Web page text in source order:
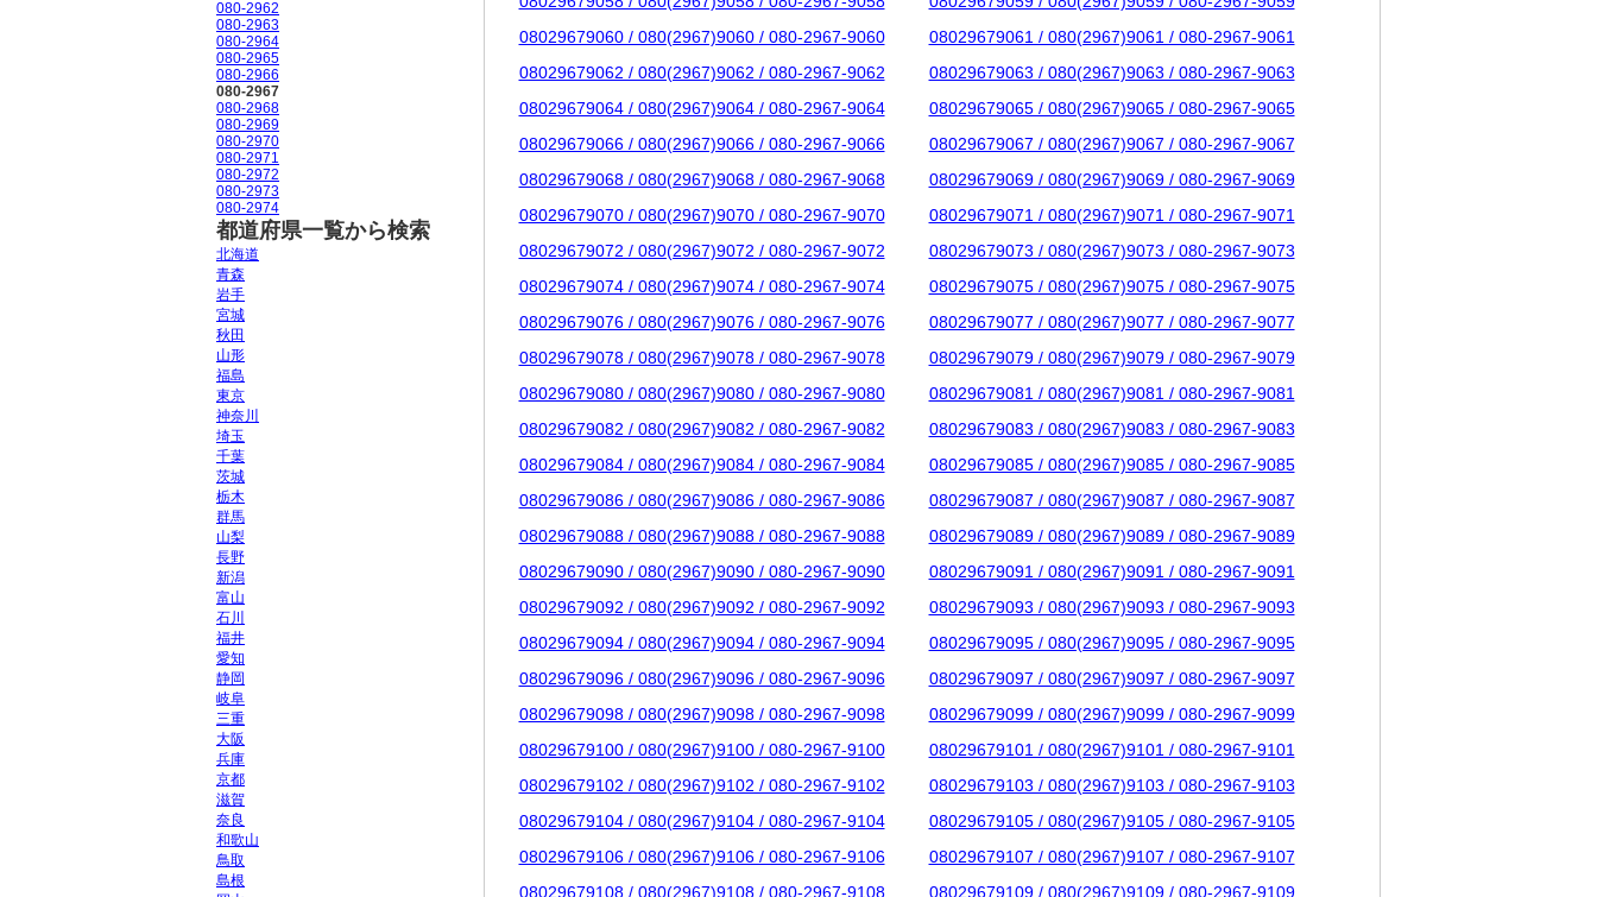
08029679060 / 080(2967)9060 / 080-2967-9060
08029679061 / 080(2967)9061 / 080-2967-9061
08029679062 / 080(2967)9062 / 080-2967-9062
08029679063 / 080(2967)9063 / 080-2967-9063
08029679064 / 080(2967)9064 / 080-2967-9064
08029679065 / 080(2967)9065 / 080-2967-9065
08029679066 / 080(2967)9066 / 080-2967-9066
08029679067 / 080(2967)9067 / 080-2967-9067
08029679068 / 080(2967)9068 / 080-2967-9068
08029679069 / 080(2967)9069 / 080-2967-9069
08029679070 / 080(2967)9070 / 080-2967-9070
08029679071 / 080(2967)9071 / 080-2967-9071
08029679072 / 080(2967)9072 / 080-2967-9072
08029679073 / 080(2967)9073 / 080-2967-9073
08029679074 / 080(2967)9074 / 080-2967-9074
08029679075 / 080(2967)9075 / 080-2967-9075
08029679076 / 080(2967)9076 / 080-2967-9076
08029679077 / 080(2967)9077 / 080-2967-9077
08029679078 / 080(2967)9078 / 080-2967-9078
08029679079 / 080(2967)9079 / 080-2967-9079
08029679080 / 080(2967)9080 / 080-2967-9080
08029679081 / 080(2967)9081 / 080-2967-9081
08029679082 / 080(2967)9082 / 080-2967-9082
08029679083 / 080(2967)9083 / 080-2967-9083
08029679084 / 080(2967)9084 / 080-2967-9084
08029679085 / 080(2967)9085 / 080-2967-9085
08029679086 / 080(2967)9086 / 080-2967-9086
08029679087 / 080(2967)9087 / 080-2967-9087
08029679088 / 080(2967)9088 / 080-2967-9088
08029679089 / 080(2967)9089 / 080-2967-9089
08029679090 / 080(2967)9090 / 080-2967-9090
08029679091 / 080(2967)9091 / 080-2967-9091
08029679092 / 080(2967)9092 / 080-2967-9092
08029679093 / 080(2967)9093 / 080-2967-9093
08029679094 / 080(2967)9094 / 080-2967-9094
08029679095 / 080(2967)9095 / 080-2967-9095
08029679096 / 080(2967)9096 / 080-2967-9096
08029679097 / 080(2967)9097 / 080-2967-9097
08029679098 / 080(2967)9098 / 080-2967-9098
08029679099 / 080(2967)9099 / 080-2967-9099
08029679100 / 080(2967)9100 / 080-2967-9100
08029679101 / 080(2967)9101 / 080-2967-9101
08029679102 / 080(2967)9102 / 080-2967-9102
08029679103 / 080(2967)9103 / 080-2967-9103
08029679104 / 080(2967)9104 / 080-2967-9104
08029679105 / 080(2967)9105 / 080-2967-9105
08029679106 / 080(2967)9106 / 080-2967-9106
08029679107 / 080(2967)9107 / 080-2967-9107
08029679108 / 080(2967)9108 / 080-2967-9108
08029679109 / 080(2967)9109 / 080-2967-9109
080-2962
080-2963
080-2964
080-2965
080-2966
080-2967
080-2968
080-2969
080-2970
080-2971
080-2972
080-2973
080-2974
都道府県一覧から検索
北海道
青森
岩手
宮城
秋田
山形
福島
東京
神奈川
埼玉
千葉
茨城
栃木
群馬
山梨
長野
新潟
富山
石川
福井
愛知
静岡
岐阜
三重
大阪
兵庫
京都
滋賀
奈良
和歌山
鳥取
島根